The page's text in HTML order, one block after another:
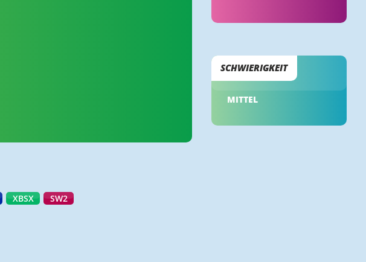
SCHWIERIGKEIT
MITTEL
XBSX SW2